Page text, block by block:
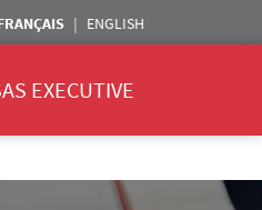
ENGLISH
EXECUTIVE